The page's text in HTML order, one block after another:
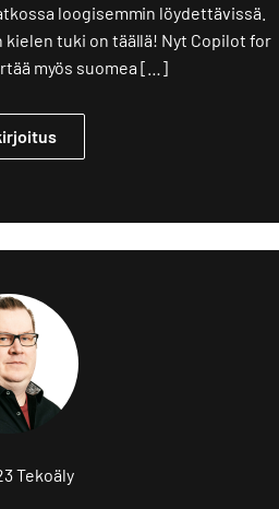
loogisemmin löydettävissä.
kielen tuki on täällä! Nyt Copilot for
myös suomea […]
Tekoäly